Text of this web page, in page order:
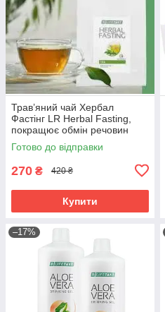
Трав’яний чай Хербал
Фастінг LR Herbal Fasting,
покращює обмін речовин
Готово до відправки
270 ₴ 420 ₴
Купити
–17%